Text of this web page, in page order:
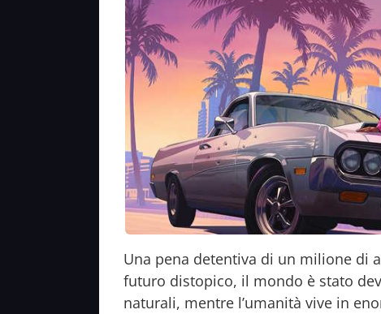
Una pena detentiva di un milione di
futuro distopico, il mondo è stato
naturali, mentre l’umanità vive in